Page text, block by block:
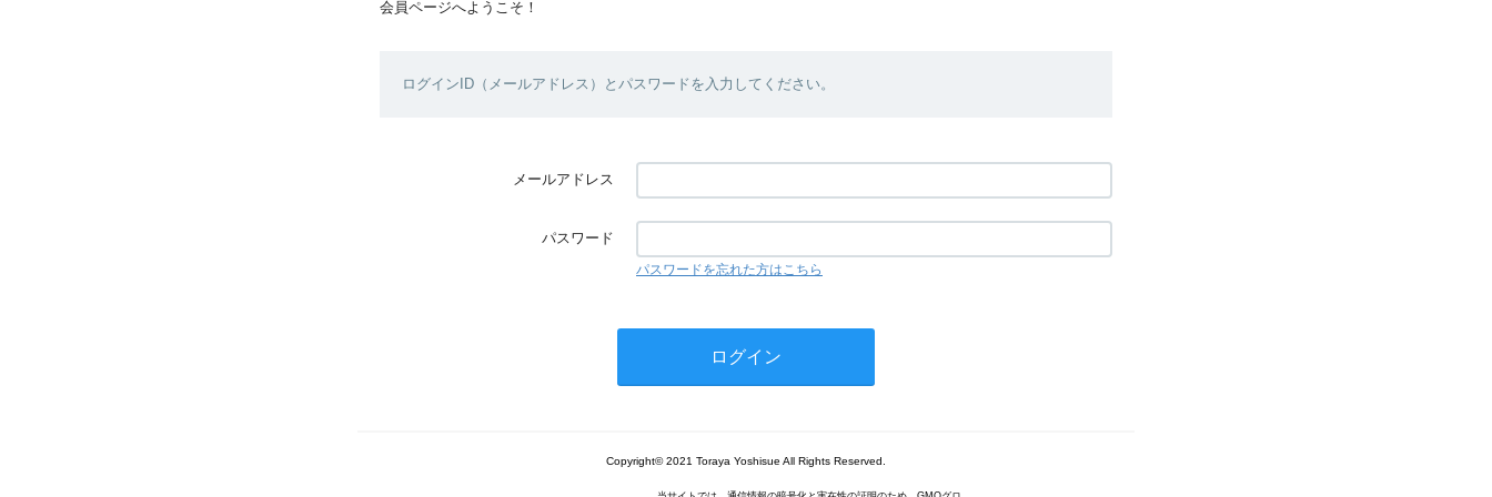
会員ページへようこそ！
ログインID（メールアドレス）とパスワードを入力してください。
メールアドレス
パスワード
パスワードを忘れた方はこちら
Copyright© 2021 Toraya Yoshisue All Rights Reserved.